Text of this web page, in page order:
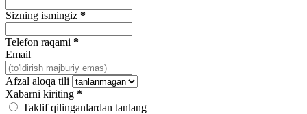
Sizning ismingiz *
Telefon raqami *
Email
Afzal aloqa tili
Xabarni kiriting *
Taklif qilinganlardan tanlang